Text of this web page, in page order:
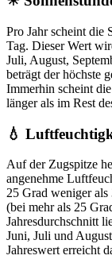
Pro Jahr scheint die
Tag. Dieser Wert
Juli, August,
beträgt der höchste
Immerhin scheint
länger als im Rest
💧
Auf der Zugspitze
angenehme
25 Grad weniger
(bei mehr als 25
Jahresdurchschnitt
Juni, Juli und
Jahreswert erreicht